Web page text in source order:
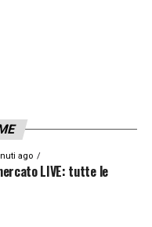
ago
LIVE: tutte le